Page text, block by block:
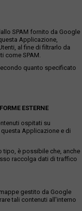
SPAM fornito da Google
Applicazione,
al fine di filtrarlo da
come SPAM.
quanto specificato
ESTERNE
ospitati su
Applicazione e di
tipo, è possibile che, anche
raccolga dati di traffico
gestito da Google
tali contenuti all'interno